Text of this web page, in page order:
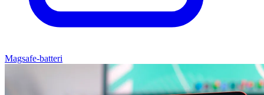
Magsafe-batteri